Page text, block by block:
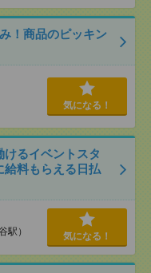
！商品のピッキン
気になる！
けるイベントスタ
料もらえる日払
駅） 気になる！